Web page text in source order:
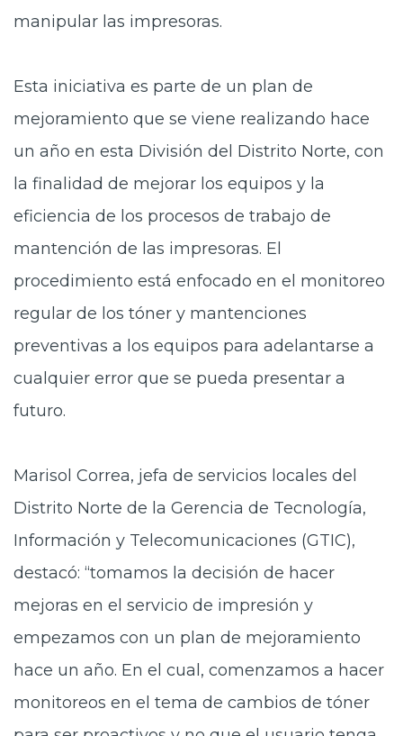
manipular las impresoras.
Esta iniciativa es parte de un plan de
mejoramiento que se viene realizando hace
un año en esta División del Distrito Norte, con
la finalidad de mejorar los equipos y la
eficiencia de los procesos de trabajo de
mantención de las impresoras. El
procedimiento está enfocado en el monitoreo
regular de los tóner y mantenciones
preventivas a los equipos para adelantarse a
cualquier error que se pueda presentar a
futuro.
Marisol Correa, jefa de servicios locales del
Distrito Norte de la Gerencia de Tecnología,
Información y Telecomunicaciones (GTIC),
destacó: “tomamos la decisión de hacer
mejoras en el servicio de impresión y
empezamos con un plan de mejoramiento
hace un año. En el cual, comenzamos a hacer
monitoreos en el tema de cambios de tóner